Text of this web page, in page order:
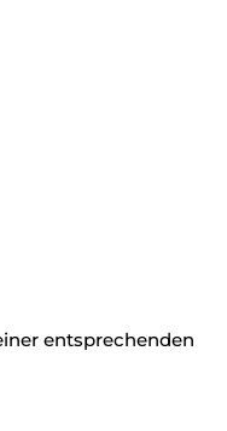
entsprechenden